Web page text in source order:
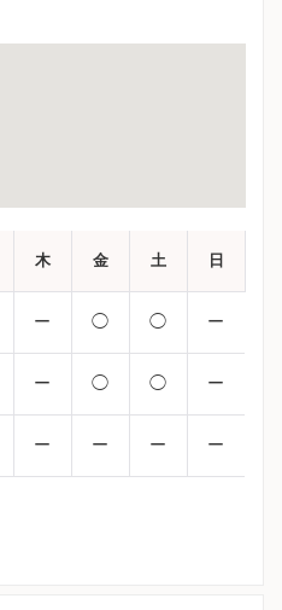
木 金 土 日
ー ◯ ◯ ー
ー ◯ ◯ ー
ー ー ー ー